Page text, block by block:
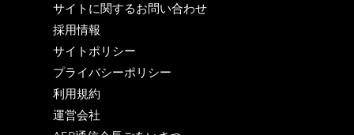
サイトに関するお問い合わせ
採用情報
サイトポリシー
プライバシーポリシー
利用規約
運営会社